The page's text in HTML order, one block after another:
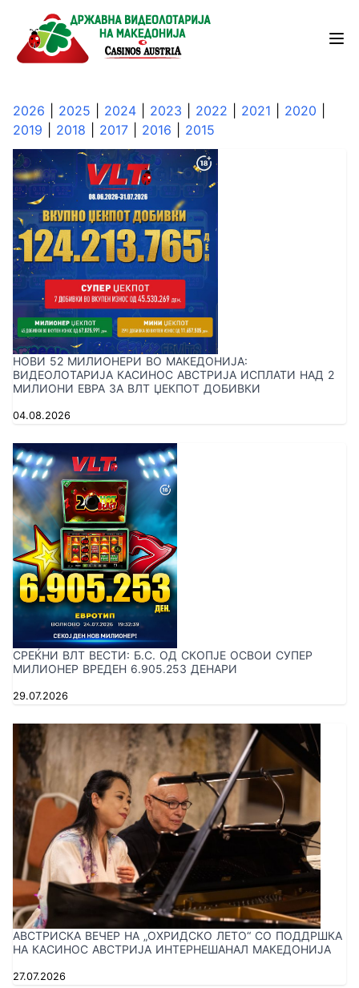
2026 2025 2024 2023 2022 2021 2020
2019
2018 2017 2016 2015
НОВИ 52 МИЛИОНЕРИ ВО МАКЕДОНИЈА:
ВИДЕОЛОТАРИЈА КАСИНОС АВСТРИЈА ИСПЛАТИ НАД 2
МИЛИОНИ ЕВРА ЗА ВЛТ ЏЕКПОТ ДОБИВКИ
04.08.2026
СРЕЌНИ ВЛТ ВЕСТИ: Б.С. ОД СКОПЈЕ ОСВОИ СУПЕР
МИЛИОНЕР ВРЕДЕН 6.905.253 ДЕНАРИ
29.07.2026
АВСТРИСКА ВЕЧЕР НА „ОХРИДСКО ЛЕТО“ СО ПОДДРШКА
НА КАСИНОС АВСТРИЈА ИНТЕРНЕШАНАЛ МАКЕДОНИЈА
27.07.2026